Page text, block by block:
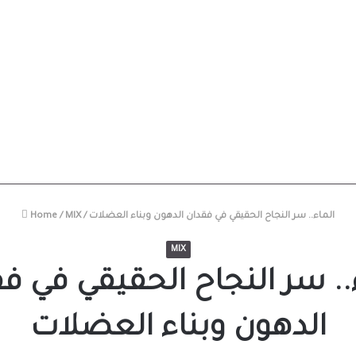
Home / MIX / الماء.. سر النجاح الحقيقي في فقدان الدهون وبناء العضلات
MIX
سر النجاح الحقيقي في
الدهون وبناء العضلات